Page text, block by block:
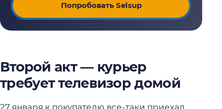
Попробовать Selsup
Второй акт — курьер
требует телевизор домой
27 января к покупателю все-таки приехал